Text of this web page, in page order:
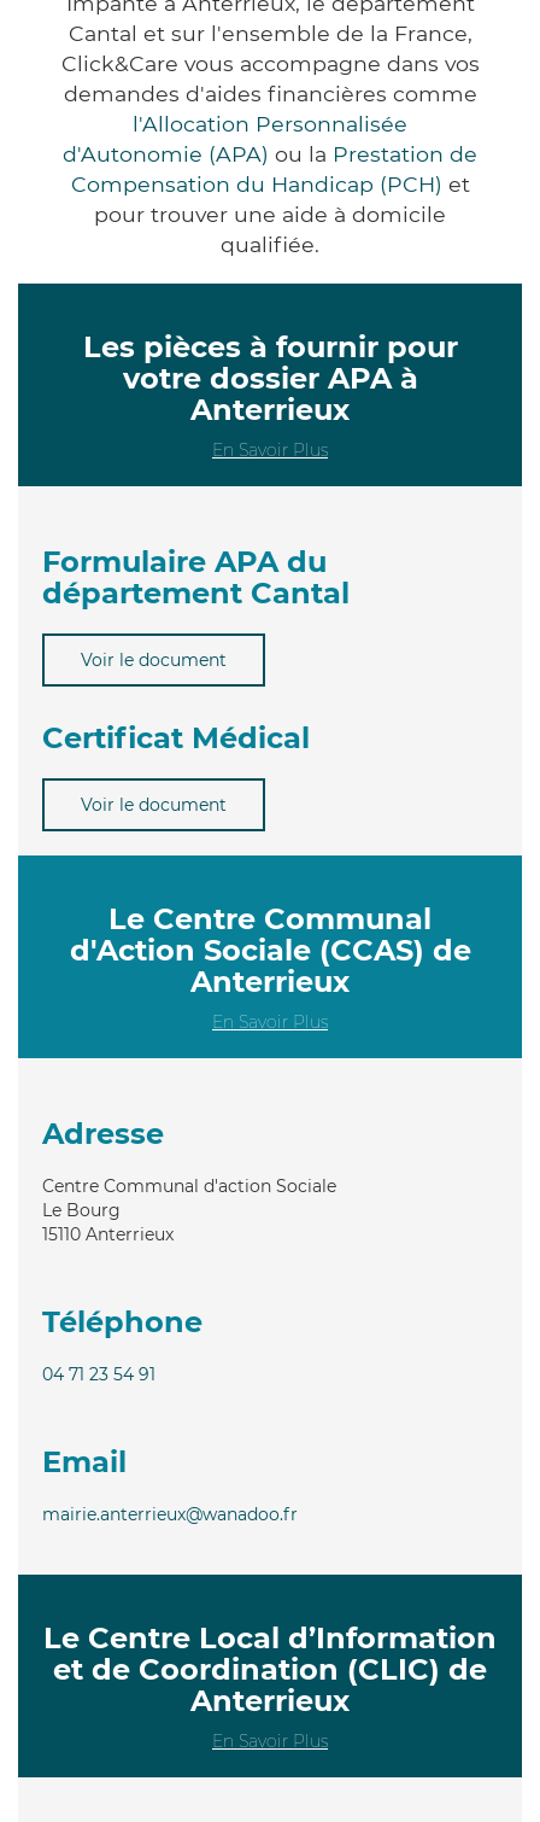
Cantal et sur l'ensemble de la France,
Click&Care vous accompagne dans vos
demandes d'aides financières comme
l'Allocation Personnalisée
d'Autonomie (APA) ou la Prestation de
Compensation du Handicap (PCH) et
pour trouver une aide à domicile
qualifiée.
Les pièces à fournir pour
votre dossier APA à
Anterrieux
En Savoir Plus
Formulaire APA du
département Cantal
Voir le document
Certificat Médical
Voir le document
Le Centre Communal
d'Action Sociale (CCAS) de
Anterrieux
En Savoir Plus
Adresse
Centre Communal d'action Sociale
Le Bourg
15110 Anterrieux
Téléphone
04 71 23 54 91
Email
mairie.anterrieux@wanadoo.fr
Le Centre Local d’Information
et de Coordination (CLIC) de
Anterrieux
En Savoir Plus